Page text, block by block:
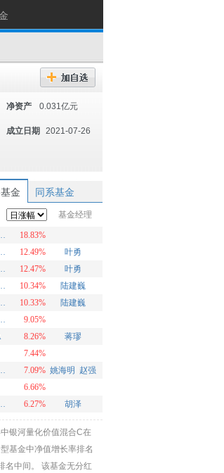
净资产 0.031亿元
成立日期 2021-07-26
金 同系基金
基金经理
灵活配置
18.83%
年定期开放混合A
12.49%
叶勇
年定期开放混合C
12.47%
叶勇
年定开混合发起A
10.34%
陆建巍
年定开混合发起C
10.33%
陆建巍
源混合
9.05%
8.26%
蒋璆
7.44%
裕定开混合
7.09% 姚海明
赵强
6.66%
选混合发起A
6.27% 胡泽
银河量化价值混合C在
基金中净值增长率排名
名中间。 该基金无分红